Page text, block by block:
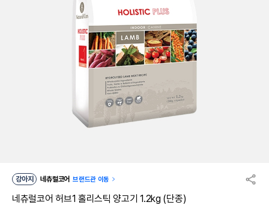
강아지 네츄럴코어 브랜드관 이동
네츄럴코어 허브1 홀리스틱 양고기 1.2kg (단종)